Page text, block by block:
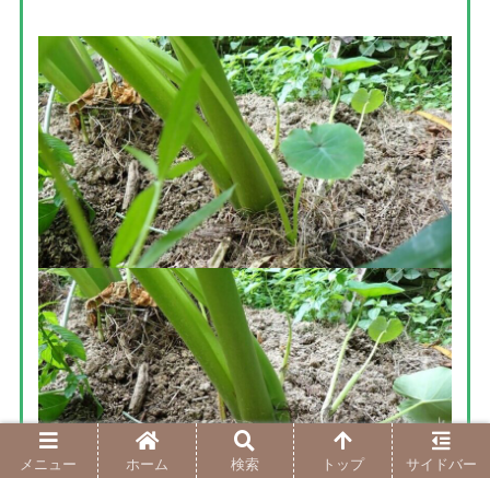
メニュー ホーム 検索 トップ サイドバー